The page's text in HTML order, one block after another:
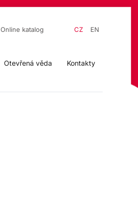
Online katalog CZ EN
Otevřená věda Kontakty